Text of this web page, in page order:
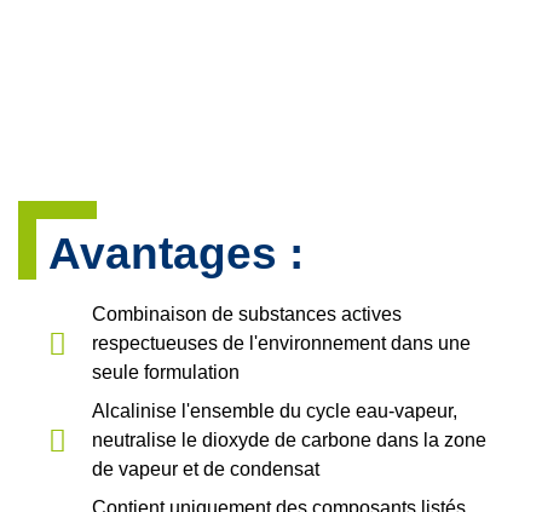
Avantages :
Combinaison de substances actives
respectueuses de l'environnement dans une
seule formulation
Alcalinise l'ensemble du cycle eau-vapeur,
neutralise le dioxyde de carbone dans la zone
de vapeur et de condensat